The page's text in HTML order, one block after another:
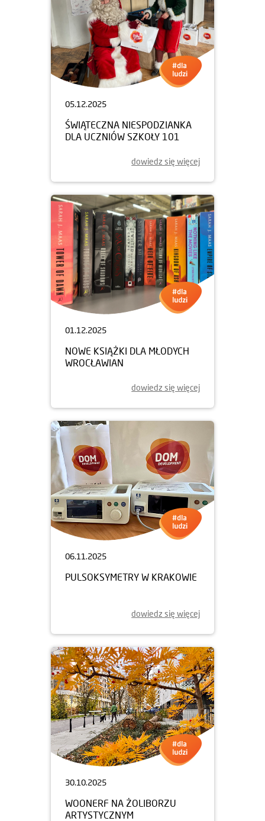
05.12.2025
ŚWIĄTECZNA NIESPODZIANKA
DLA UCZNIÓW SZKOŁY 101
dowiedz się więcej
01.12.2025
NOWE KSIĄŻKI DLA MŁODYCH
WROCŁAWIAN
dowiedz się więcej
06.11.2025
PULSOKSYMETRY W KRAKOWIE
dowiedz się więcej
30.10.2025
WOONERF NA ŻOLIBORZU
ARTYSTYCZNYM